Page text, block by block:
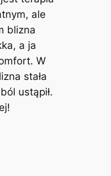
ale
blizna
a ja
W
stała
ustąpił.